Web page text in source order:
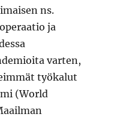
ns.
ja
varten,
työkalut
(World